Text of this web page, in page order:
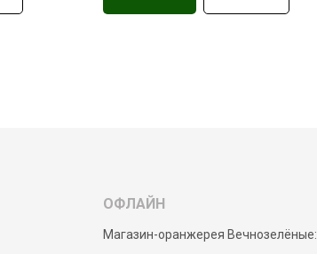
ОФЛАЙН
Магазин-оранжерея Вечнозелёные: